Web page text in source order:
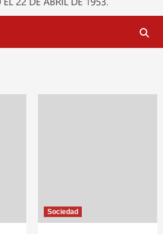
Sociedad